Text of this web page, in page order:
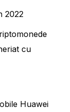
2022
cu
Huawei